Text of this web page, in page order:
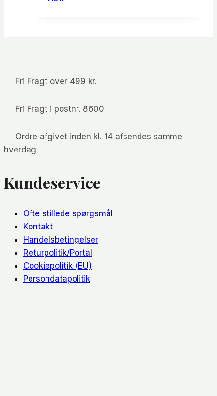
Fri Fragt over 499 kr.
Fri Fragt i postnr. 8600
Ordre afgivet inden kl. 14 afsendes samme
hverdag
Kundeservice
Ofte stillede spørgsmål
Kontakt
Handelsbetingelser
Returpolitik/Portal
Cookiepolitik (EU)
Persondatapolitik